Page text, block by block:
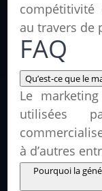
compétitivité
au travers de
FAQ
Qu’est-ce que le
Le
utilisées
à d’autres
Pourquoi la